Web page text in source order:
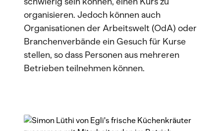
organisieren. Jedoch können auch
Organisationen der Arbeitswelt (OdA) oder
Branchenverbände ein Gesuch für Kurse
stellen, so dass Personen aus mehreren
Betrieben teilnehmen können.